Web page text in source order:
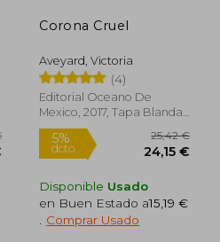
€
dcto.
Corona Cruel
Aveyard, Victoria
(4)
Editorial Oceano De
Mexico, 2017, Tapa Blanda,
Nuevo
Disponible Usado
en Buen Estado a15,19 €
Comprar Usado